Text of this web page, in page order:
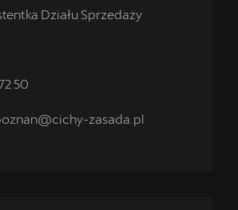
Działu Sprzedaży
50
zasada.pl